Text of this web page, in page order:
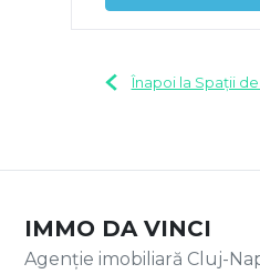
Înapoi la Spații
IMMO DA VINCI
Agenție imobiliară Cluj-